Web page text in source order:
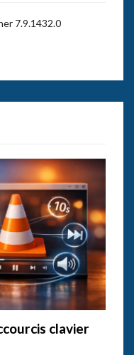
7.9.1432.0
clavier